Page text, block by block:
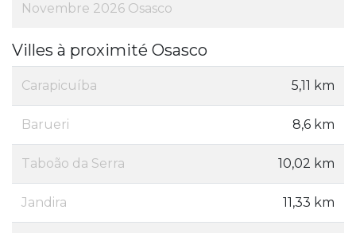
Novembre 2026 Osasco
Villes à proximité Osasco
Carapicuíba 5,11 km
Barueri 8,6 km
Taboão da Serra 10,02 km
Jandira 11,33 km